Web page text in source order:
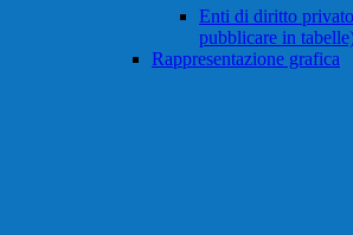
Enti di diritto
pubblicare in
Rappresentazione grafica